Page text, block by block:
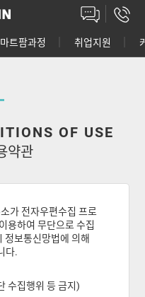
트팜과정 취업지원
OF USE
약관
가 전자우편수집 프로
용하여 무단으로 수집
정보통신망법에 의해
다.
수집행위 등 금지)